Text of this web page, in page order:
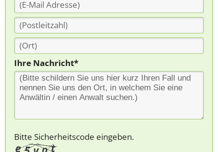
Ihre Nachricht*
Bitte Sicherheitscode eingeben.